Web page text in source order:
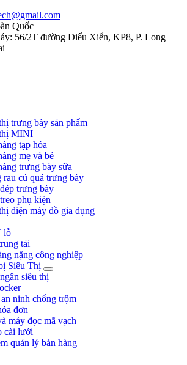
Quốc
56/2T đường Điểu Xiển, KP8, P. Long
trưng bày sản phẩm
MINI
tạp hóa
mẹ và bé
trưng bày sữa
rau củ quả trưng bày
trưng bày
phụ kiện
điện máy đồ gia dụng
lỗ
tải
nặng công nghiệp
Siêu Thị
siêu thị
ninh chống trộm
đơn
máy đọc mã vạch
cài lưới
quản lý bán hàng